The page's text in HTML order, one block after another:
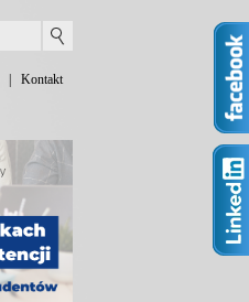
Kontakt